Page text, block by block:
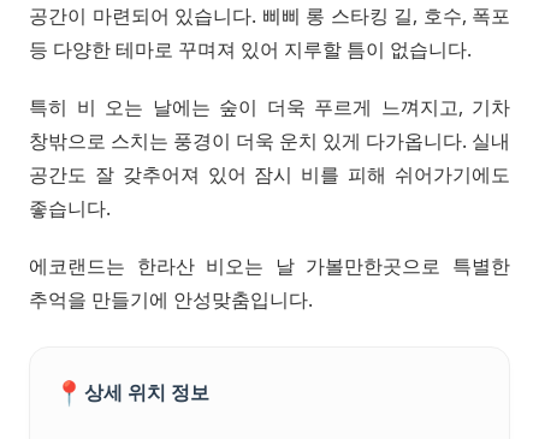
공간이 마련되어 있습니다. 삐삐 롱 스타킹 길, 호수, 폭포
등 다양한 테마로 꾸며져 있어 지루할 틈이 없습니다.
특히 비 오는 날에는 숲이 더욱 푸르게 느껴지고, 기차
창밖으로 스치는 풍경이 더욱 운치 있게 다가옵니다. 실내
공간도 잘 갖추어져 있어 잠시 비를 피해 쉬어가기에도
좋습니다.
에코랜드는 한라산 비오는 날 가볼만한곳으로 특별한
추억을 만들기에 안성맞춤입니다.
📍 상세 위치 정보